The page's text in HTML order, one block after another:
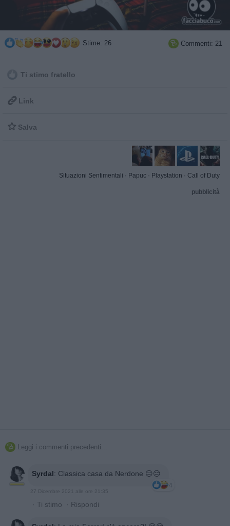
Stime: 26  Commenti: 21
Ti stimo fratello
 Link
 Salva
Situazioni Sentimentali · Papuc · Playstation · Call of Duty
pubblicità
 Leggi i commenti precedenti...
Syrdal: Classica casa da Nerdone 😐😑
4
27 Dicembre 2021 alle ore 21:35
· Ti stimo · Rispondi